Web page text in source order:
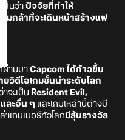
ห็นว่า ปัจจัยที่ทำให้
ามกล้าที่จะเดินหน้าสร้างแฟ
ผ่านมา Capcom ได้ก้าวขึ้น
วิดีโอเกมชั้นนำระดับโลก
จะเป็น Resident Evil,
ละอื่น ๆ และเกมเหล่านี้ต่างมี
เกมเมอร์ทั่วโลกมีลุ้นรางวัล